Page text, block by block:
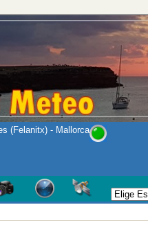
(Felanitx) - Mallorca